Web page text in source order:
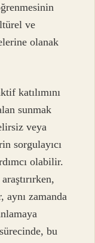
ve
olanak
katılımını
sunmak
veya
sorgulayıcı
olabilir.
aynı zamanda
bu